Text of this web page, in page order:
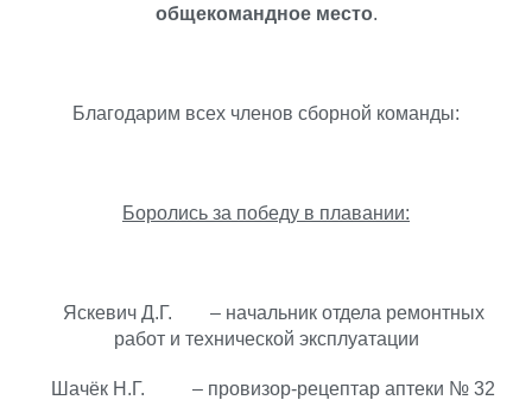
общекомандное место.
Благодарим всех членов сборной команды:
Боролись за победу в плавании:
Яскевич Д.Г. – начальник отдела ремонтных
работ и технической эксплуатации
Шачёк Н.Г. – провизор-рецептар аптеки № 32